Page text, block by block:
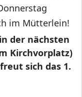
im Mütterlein!
der nächsten
Kirchvorplatz)
sich das 1.